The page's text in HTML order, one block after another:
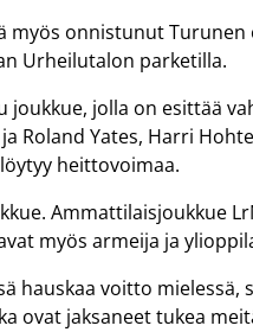
myös onnistunut
Urheilutalon parketilla.
jolla on esittää
Roland Yates, Harri
heittovoimaa.
Ammattilaisjoukkue
myös armeija ja
hauskaa voitto mielessä,
ovat jaksaneet tukea